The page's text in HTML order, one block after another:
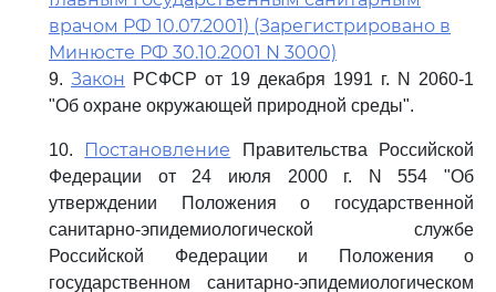
врачом РФ 10.07.2001) (Зарегистрировано в
Минюсте РФ 30.10.2001 N 3000)
9. Закон РСФСР от 19 декабря 1991 г. N 2060-1
"Об охране окружающей природной среды".
10. Постановление Правительства Российской
Федерации от 24 июля 2000 г. N 554 "Об
утверждении Положения о государственной
санитарно-эпидемиологической службе
Российской Федерации и Положения о
государственном санитарно-эпидемиологическом